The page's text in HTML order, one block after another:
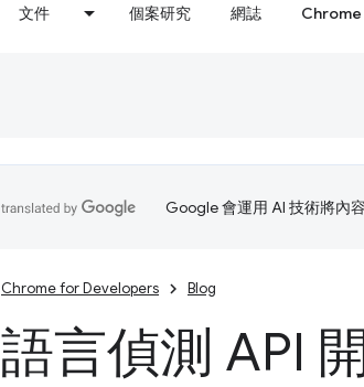
文件 個案研究 網誌 Chrome
Google 會運用 AI 技術將內
Chrome for Developers Blog
語言偵測 API